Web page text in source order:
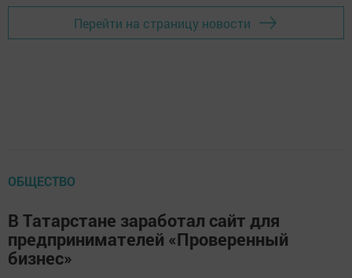
Перейти на страницу новости
ОБЩЕСТВО
В Татарстане заработал сайт для
предпринимателей «Проверенный
бизнес»